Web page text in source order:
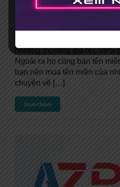
Posted byPhong
cung cấp 3 dịch vụ lưu trữ
hosting (hosting giá rẻ), VPS
Ngoài ra họ cũng bán tên
bạn nên mua tên miền của
chuyên về […]
Xem thêm